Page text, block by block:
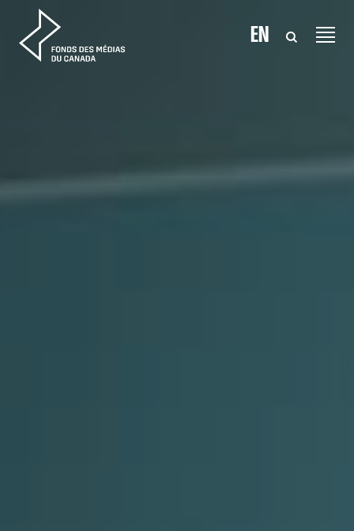
Aller au contenu EN